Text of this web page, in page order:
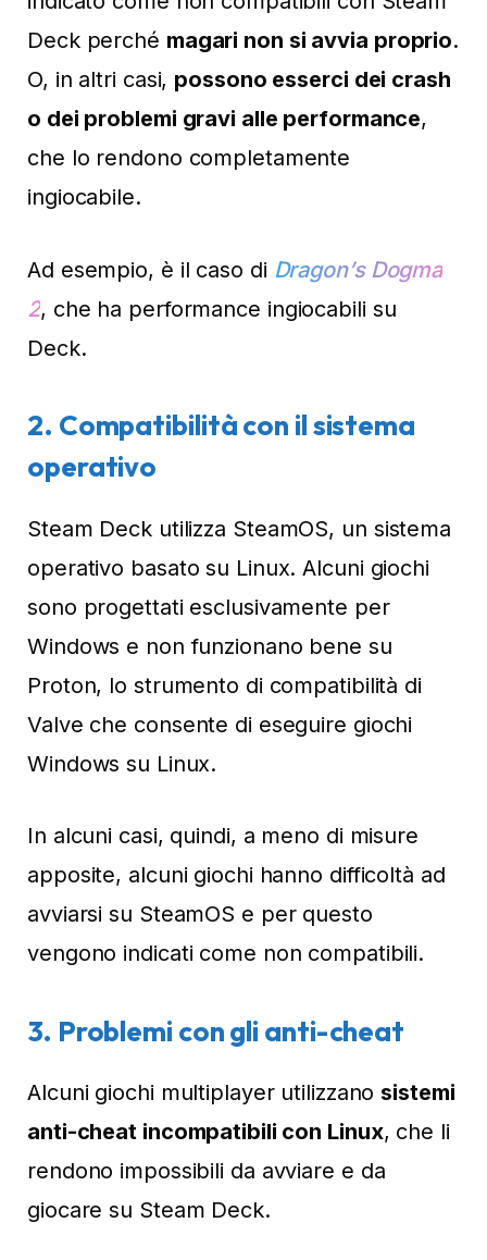
Deck perché magari non si avvia proprio.
O, in altri casi, possono esserci dei crash
o dei problemi gravi alle performance,
che lo rendono completamente
ingiocabile.
Ad esempio, è il caso di Dragon’s Dogma
2, che ha performance ingiocabili su
Deck.
2. Compatibilità con il sistema
operativo
Steam Deck utilizza SteamOS, un sistema
operativo basato su Linux. Alcuni giochi
sono progettati esclusivamente per
Windows e non funzionano bene su
Proton, lo strumento di compatibilità di
Valve che consente di eseguire giochi
Windows su Linux.
In alcuni casi, quindi, a meno di misure
apposite, alcuni giochi hanno difficoltà ad
avviarsi su SteamOS e per questo
vengono indicati come non compatibili.
3. Problemi con gli anti-cheat
Alcuni giochi multiplayer utilizzano sistemi
anti-cheat incompatibili con Linux, che li
rendono impossibili da avviare e da
giocare su Steam Deck.